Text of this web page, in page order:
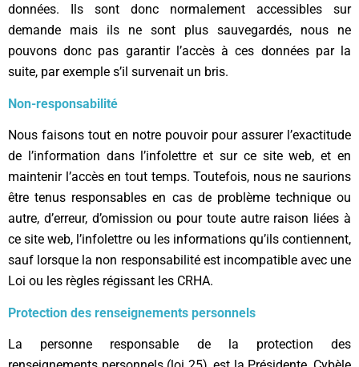
données. Ils sont donc normalement accessibles sur
demande mais ils ne sont plus sauvegardés, nous ne
pouvons donc pas garantir l’accès à ces données par la
suite, par exemple s’il survenait un bris.
Non-responsabilité
Nous faisons tout en notre pouvoir pour assurer l’exactitude
de l’information dans l’infolettre et sur ce site web, et en
maintenir l’accès en tout temps. Toutefois, nous ne saurions
être tenus responsables en cas de problème technique ou
autre, d’erreur, d’omission ou pour toute autre raison liées à
ce site web, l’infolettre ou les informations qu’ils contiennent,
sauf lorsque la non responsabilité est incompatible avec une
Loi ou les règles régissant les CRHA.
Protection des renseignements personnels
La personne responsable de la protection des